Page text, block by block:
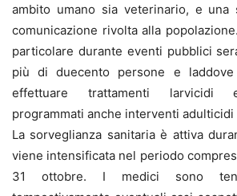
ambito umano sia veterinario, e una
comunicazione rivolta alla
particolare durante eventi pubblici
più di duecento persone e
effettuare trattamenti larvicidi
programmati anche interventi
La sorveglianza sanitaria è attiva
viene intensificata nel periodo
31 ottobre. I medici sono